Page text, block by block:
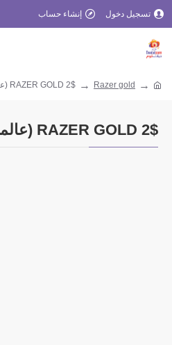
تسجيل دخول إنشاء حساب
Razer gold RAZER GOLD 2$ (عالمي)
RAZER GOLD 2$ (عالمي)